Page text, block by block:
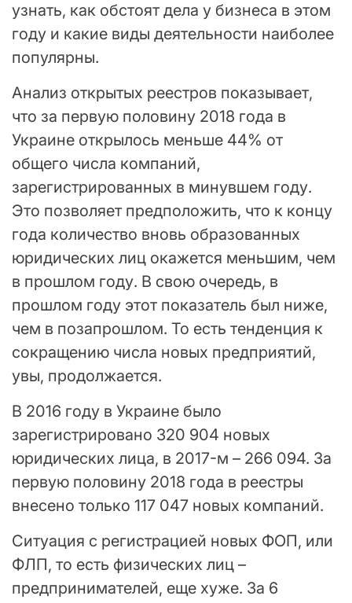
узнать, как обстоят дела у бизнеса в этом
году и какие виды деятельности наиболее
популярны.
Анализ открытых реестров показывает,
что за первую половину 2018 года в
Украине открылось меньше 44% от
общего числа компаний,
зарегистрированных в минувшем году.
Это позволяет предположить, что к концу
года количество вновь образованных
юридических лиц окажется меньшим, чем
в прошлом году. В свою очередь, в
прошлом году этот показатель был ниже,
чем в позапрошлом. То есть тенденция к
сокращению числа новых предприятий,
увы, продолжается.
В 2016 году в Украине было
зарегистрировано 320 904 новых
юридических лица, в 2017-м – 266 094. За
первую половину 2018 года в реестры
внесено только 117 047 новых компаний.
Ситуация с регистрацией новых ФОП, или
ФЛП, то есть физических лиц –
предпринимателей, еще хуже. За 6